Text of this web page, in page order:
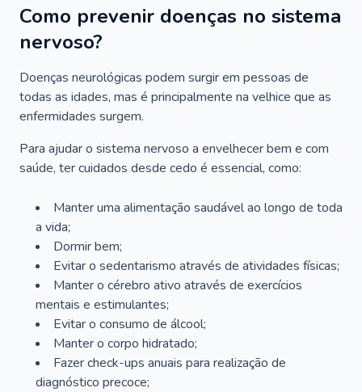
Como prevenir doenças no sistema
nervoso?
Doenças neurológicas podem surgir em pessoas de
todas as idades, mas é principalmente na velhice que as
enfermidades surgem.
Para ajudar o sistema nervoso a envelhecer bem e com
saúde, ter cuidados desde cedo é essencial, como:
Manter uma alimentação saudável ao longo de toda
a vida;
Dormir bem;
Evitar o sedentarismo através de atividades físicas;
Manter o cérebro ativo através de exercícios
mentais e estimulantes;
Evitar o consumo de álcool;
Manter o corpo hidratado;
Fazer check-ups anuais para realização de
diagnóstico precoce;